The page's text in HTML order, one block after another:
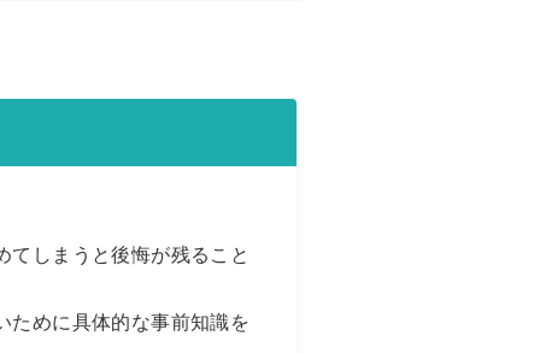
てしまうと後悔が残ること
ために具体的な事前知識を